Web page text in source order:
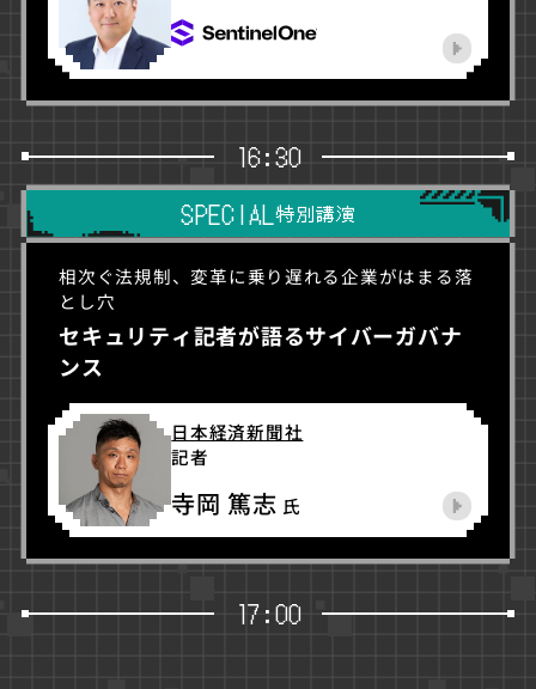
16:30
SPECIAL特別講演
相次ぐ法規制、変革に乗り遅れる企業がはまる落
とし穴
セキュリティ記者が語るサイバーガバナ
ンス
日本経済新聞社
記者
寺岡 篤志 氏
17:00